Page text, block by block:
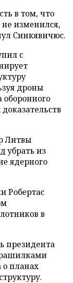
в том, что
не изменился,
Синкявичюс.
с
дроны
Литвы
убрать из
ядерного
Робертас
в
президента
о планах